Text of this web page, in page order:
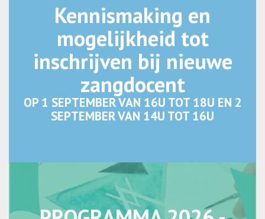
Kennismaking en
mogelijkheid tot
inschrijven bij nieuwe
zangdocent
OP 1 SEPTEMBER VAN 16U TOT 18U EN 2
SEPTEMBER VAN 14U TOT 16U